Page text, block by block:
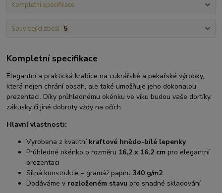
Kompletní specifikace
Související zboží 5
Kompletní specifikace
Elegantní a praktická krabice na cukrářské a pekařské výrobky,
která nejen chrání obsah, ale také umožňuje jeho dokonalou
prezentaci. Díky průhlednému okénku ve víku budou vaše dortíky,
zákusky či jiné dobroty vždy na očích.
Hlavní vlastnosti:
Vyrobena z kvalitní kraftové hnědo-bílé lepenky
Průhledné okénko o rozměru 16,2 x 16,2 cm pro elegantní
prezentaci
Silná konstrukce – gramáž papíru340 g/m2
Dodáváme v rozloženém stavu pro snadné skladování